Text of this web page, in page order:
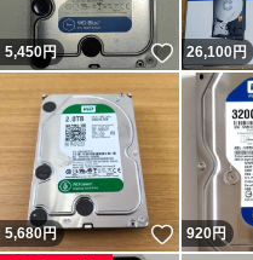
5,450円 いいね！
26,100円
5,680円 いいね！
920円